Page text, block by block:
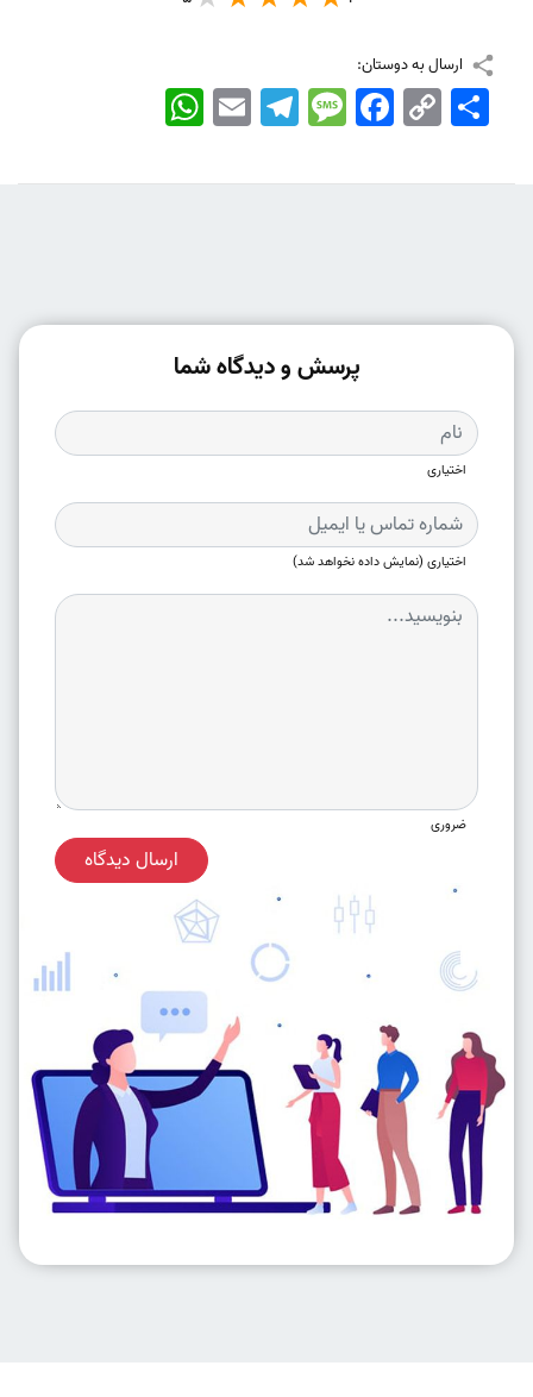
ارسال به دوستان:
WhatsApp EmailTelegramMessageFacebook Copy
Link
اشتراک
پرسش و دیدگاه شما
اختیاری
اختیاری (نمایش داده نخواهد شد)
ضروری
ارسال دیدگاه